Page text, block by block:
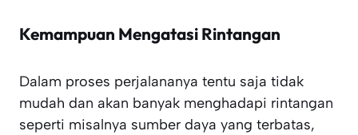
Kemampuan Mengatasi Rintangan
Dalam proses perjalananya tentu saja tidak
mudah dan akan banyak menghadapi rintangan
seperti misalnya sumber daya yang terbatas,